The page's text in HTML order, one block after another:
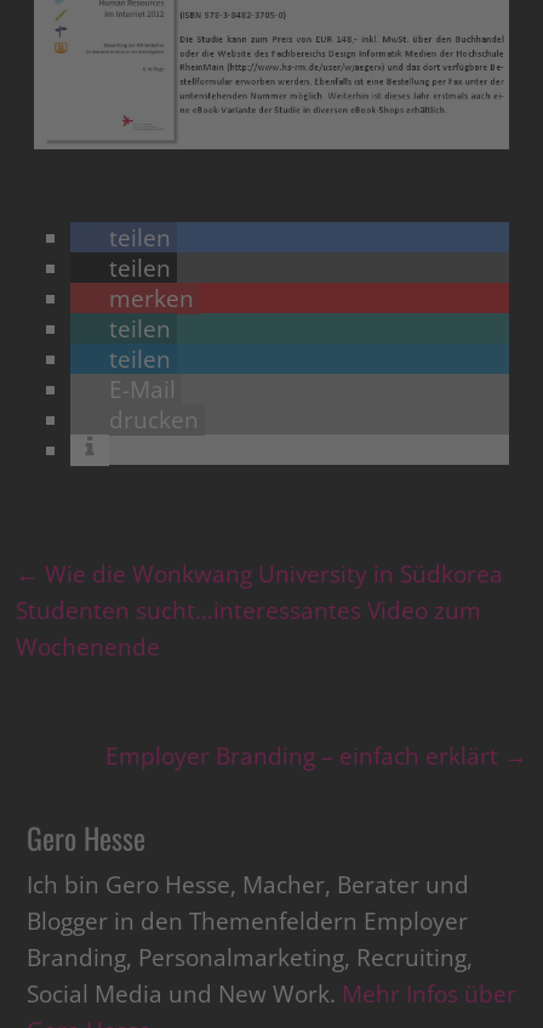
teilen
teilen
merken
teilen
teilen
E-Mail
drucken
← Wie die Wonkwang University in Südkorea
Studenten sucht…interessantes Video zum
Wochenende
Employer Branding – einfach erklärt →
Gero Hesse
Ich bin Gero Hesse, Macher, Berater und
Blogger in den Themenfeldern Employer
Branding, Personalmarketing, Recruiting,
Social Media und New Work. Mehr Infos über